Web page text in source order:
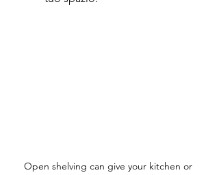
Open shelving can give your kitchen or